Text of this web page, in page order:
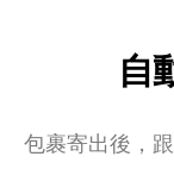
自
包裹寄出後，